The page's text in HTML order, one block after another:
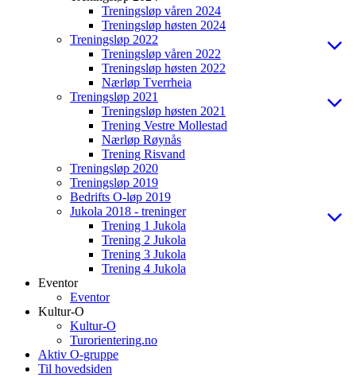
Treningsløp våren 2024
Treningsløp høsten 2024
Treningsløp 2022
Treningsløp våren 2022
Treningsløp høsten 2022
Nærløp Tverrheia
Treningsløp 2021
Treningsløp høsten 2021
Trening Vestre Mollestad
Nærløp Røynås
Trening Risvand
Treningsløp 2020
Treningsløp 2019
Bedrifts O-løp 2019
Jukola 2018 - treninger
Trening 1 Jukola
Trening 2 Jukola
Trening 3 Jukola
Trening 4 Jukola
Eventor
Eventor
Kultur-O
Kultur-O
Turorientering.no
Aktiv O-gruppe
Til hovedsiden